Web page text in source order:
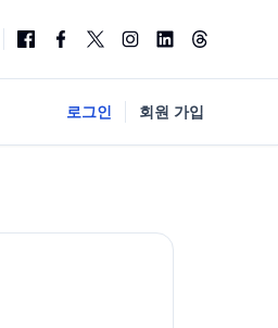
로그인 회원 가입